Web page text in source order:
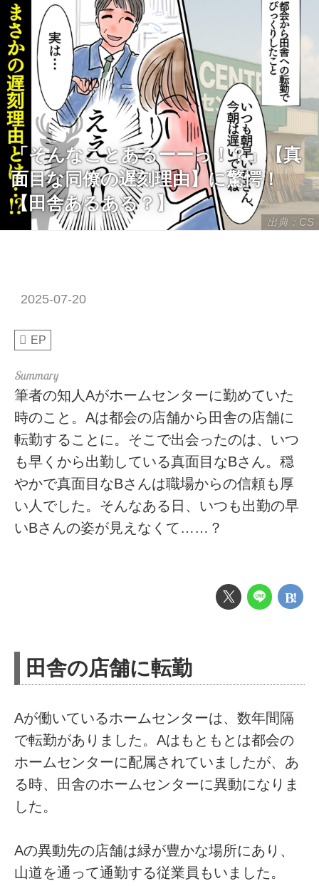
出典：CS
「そんなことあるーーっ！？」【真
面目な同僚の遅刻理由】に驚愕！
【田舎あるある？】
2025-07-20
EP
筆者の知人Aがホームセンターに勤めていた
時のこと。Aは都会の店舗から田舎の店舗に
転勤することに。そこで出会ったのは、いつ
も早くから出勤している真面目なBさん。穏
やかで真面目なBさんは職場からの信頼も厚
い人でした。そんなある日、いつも出勤の早
いBさんの姿が見えなくて……？
田舎の店舗に転勤
Aが働いているホームセンターは、数年間隔
で転勤がありました。Aはもともとは都会の
ホームセンターに配属されていましたが、あ
る時、田舎のホームセンターに異動になりま
した。
Aの異動先の店舗は緑が豊かな場所にあり、
山道を通って通勤する従業員もいました。